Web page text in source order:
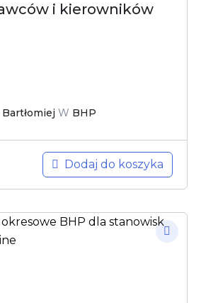
i kierowników
Bartłomiej W BHP
Dodaj do koszyka